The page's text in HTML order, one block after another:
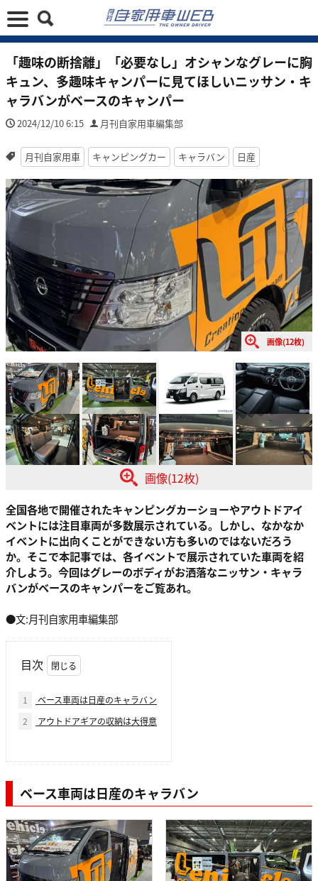
「趣味の断捨離」「必要なし」オシャンなグレーに胸
キュン、多趣味キャンパーに見てほしいニッサン・キ
ャラバンがベースのキャンパー
2024/12/10 6:15 月刊自家用車編集部
月刊自家用車 キャンピングカー キャラバン 日産
画像(12枚)
画像(12枚)
全国各地で開催されたキャンピングカーショーやアウトドアイ
ベントには注目車両が多数展示されている。しかし、なかなか
イベントに出向くことができない方も多いのではないだろう
か。そこで本記事では、各イベントで展示されていた車両を紹
介しよう。今回はグレーのボディがお洒落なニッサン・キャラ
バンがベースのキャンパーをご覧あれ。
●文:月刊自家用車編集部
目次
1
ベース車両は日産のキャラバン
2
アウトドアギアの収納は大得意
ベース車両は日産のキャラバン